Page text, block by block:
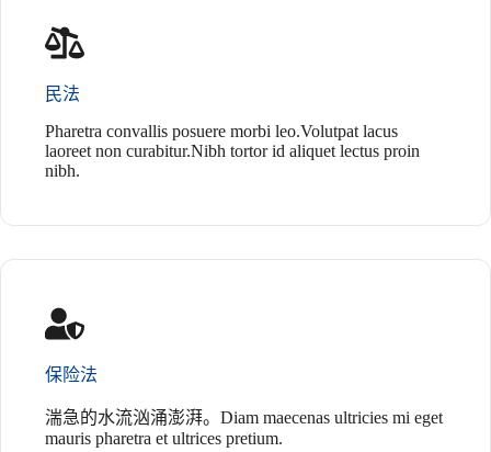
民法
Pharetra convallis posuere morbi leo.Volutpat lacus
laoreet non curabitur.Nibh tortor id aliquet lectus proin
nibh.
保险法
湍急的水流汹涌澎湃。Diam maecenas ultricies mi eget
mauris pharetra et ultrices pretium.